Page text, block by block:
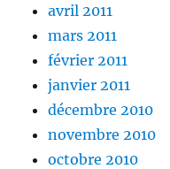
avril 2011
mars 2011
février 2011
janvier 2011
décembre 2010
novembre 2010
octobre 2010